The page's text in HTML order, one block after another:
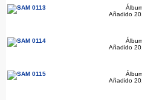
Añadido
Añadido
Añadido